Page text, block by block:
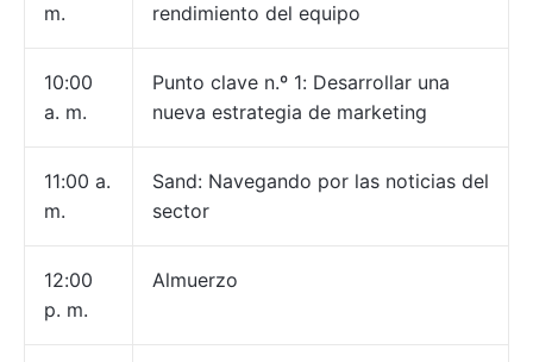
m.
rendimiento del equipo
10:00
a. m.
Punto clave n.º 1: Desarrollar una
nueva estrategia de marketing
11:00 a.
m.
Sand: Navegando por las noticias del
sector
12:00
p. m.
Almuerzo